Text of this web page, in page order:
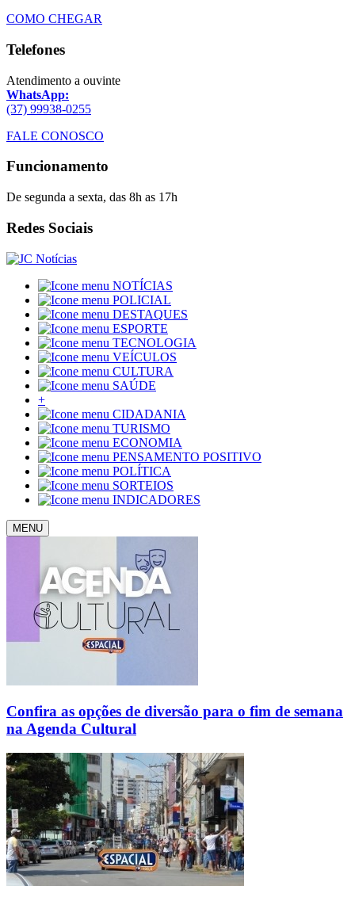
COMO CHEGAR
Telefones
Atendimento a ouvinte
WhatsApp:
(37) 99938-0255
FALE CONOSCO
Funcionamento
De segunda a sexta, das 8h as 17h
Redes Sociais
NOTÍCIAS
POLICIAL
DESTAQUES
ESPORTE
TECNOLOGIA
VEÍCULOS
CULTURA
SAÚDE
+
CIDADANIA
TURISMO
ECONOMIA
PENSAMENTO POSITIVO
POLÍTICA
SORTEIOS
INDICADORES
MENU
Confira as opções de diversão para o fim de semana
na Agenda Cultural